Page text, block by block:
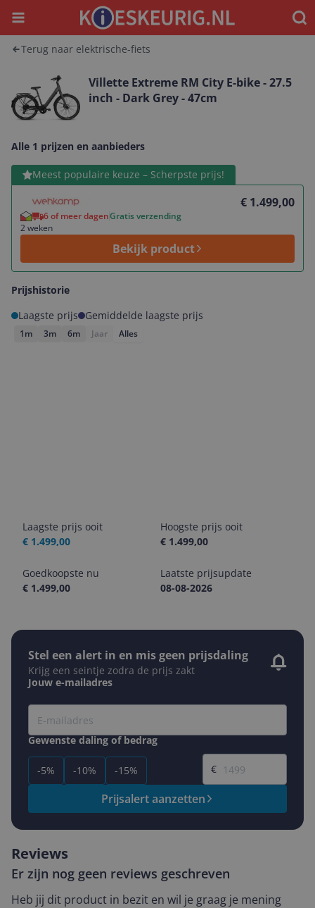
Menu
Terug naar elektrische-fiets
Villette Extreme RM City E-bike - 27.5
inch - Dark Grey - 47cm
Alle 1 prijzen en aanbieders
Meest populaire keuze – Scherpste prijs!
€ 1.499,00
6 of meer dagenGratis verzending
2 weken
Bekijk product
Bekijk product
Prijshistorie
Laagste prijs
Gemiddelde laagste prijs
1m 3m 6m Jaar Alles
Laagste prijs ooit
€ 1.499,00
Hoogste prijs ooit
€ 1.499,00
Goedkoopste nu
€ 1.499,00
Laatste prijsupdate
08-08-2026
Stel een alert in en mis geen prijsdaling
Krijg een seintje zodra de prijs zakt
Jouw e-mailadres
Gewenste daling of bedrag
-5% -10% -15%
Gewenste prijs
€
Prijsalert aanzetten
Reviews
Er zijn nog geen reviews geschreven
Heb jij dit product in bezit en wil je graag je mening